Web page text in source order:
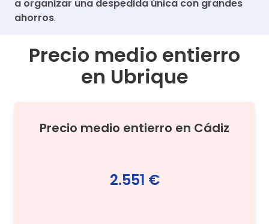
a organizar una despedida única con grandes
ahorros.
Precio medio entierro
en Ubrique
Precio medio entierro en Cádiz
2.551 €